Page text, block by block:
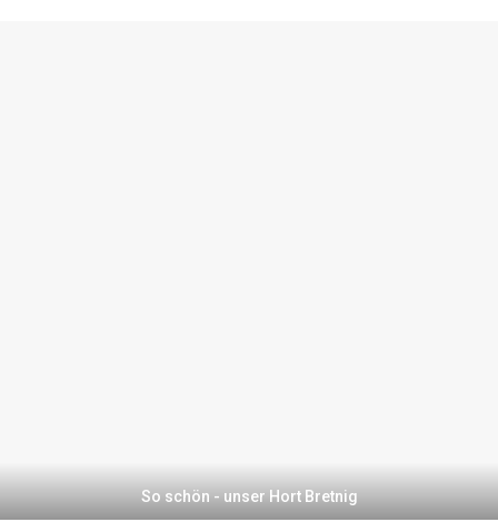
So schön - unser Hort Bretnig